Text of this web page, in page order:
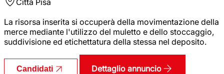
La risorsa inserita si occuperà della movimentazione della
merce mediante l'utilizzo del muletto e dello stoccaggio,
suddivisione ed etichettatura della stessa nel deposito.
Candidati Dettaglio annuncio